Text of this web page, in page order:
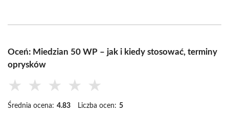
Oceń: Miedzian 50 WP – jak i kiedy stosować, terminy
oprysków
★ ★ ★ ★ ★
Średnia ocena: 4.83 Liczba ocen: 5